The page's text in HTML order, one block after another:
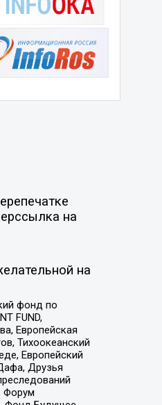
на
на
фонд по
FUND,
Европейская
Тихоокеанский
Европейский
Друзья
Форум